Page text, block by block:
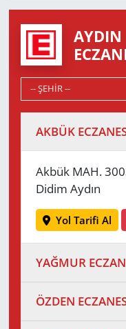
AYDIN
AKBÜK
Akbük MAH.
Didim Aydın
Yol Tarifi Al
YAĞMUR
ÖZDEN